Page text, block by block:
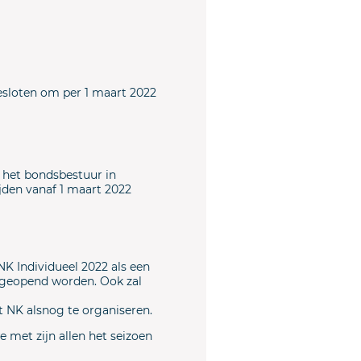
om per 1 maart 2022
bondsbestuur in
vanaf 1 maart 2022
Individueel 2022 als een
worden. Ook zal
NK alsnog te organiseren.
met zijn allen het seizoen